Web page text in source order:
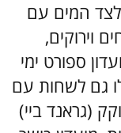
לצד המים עם
וירוקים,
ספורט ימי
גם לשחות עם
(גראנד ביי)